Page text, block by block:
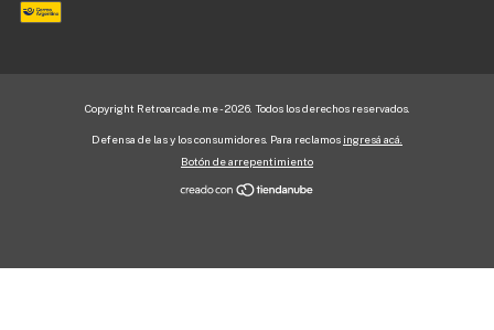
Copyright Retroarcade.me - 2026. Todos los derechos reservados.
Defensa de las y los consumidores. Para reclamos ingresá acá.
Botón de arrepentimiento